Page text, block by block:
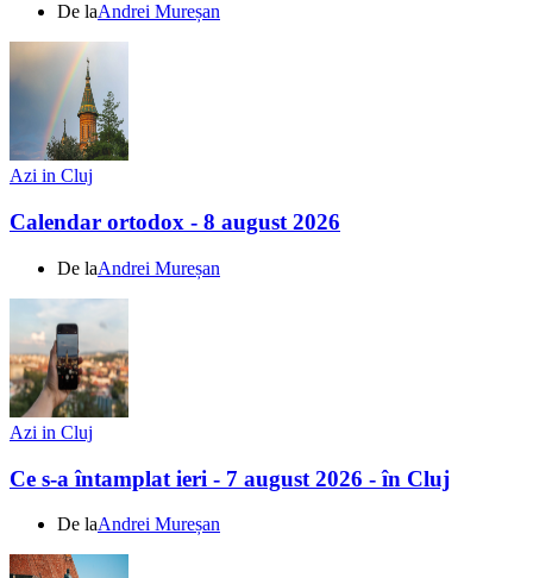
De laAndrei Mureșan
Azi in Cluj
Calendar ortodox - 8 august 2026
De laAndrei Mureșan
Azi in Cluj
Ce s-a întamplat ieri - 7 august 2026 - în Cluj
De laAndrei Mureșan